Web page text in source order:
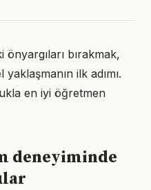
önyargıları bırakmak,
ilk adımı.
en iyi öğretmen
deneyiminde